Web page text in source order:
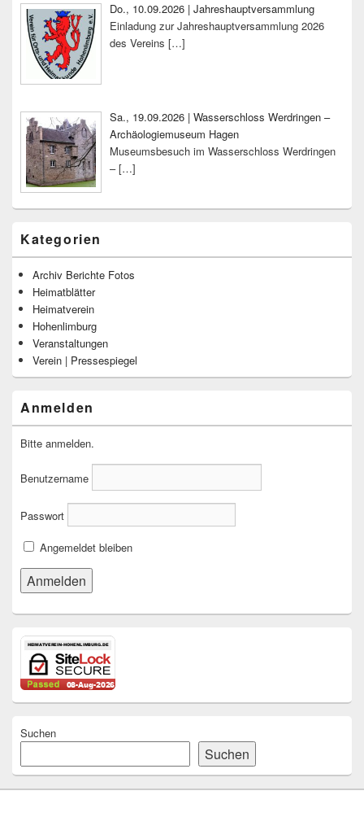
Do., 10.09.2026 | Jahreshauptversammlung
Einladung zur Jahreshauptversammlung 2026
des Vereins […]
Sa., 19.09.2026 | Wasserschloss Werdringen –
Archäologiemuseum Hagen
Museumsbesuch im Wasserschloss Werdringen
–[…]
Kategorien
Archiv Berichte Fotos
Heimatblätter
Heimatverein
Hohenlimburg
Veranstaltungen
Verein | Pressespiegel
Anmelden
Bitte anmelden.
Benutzername
Passwort
Angemeldet bleiben
Suchen
Suchen